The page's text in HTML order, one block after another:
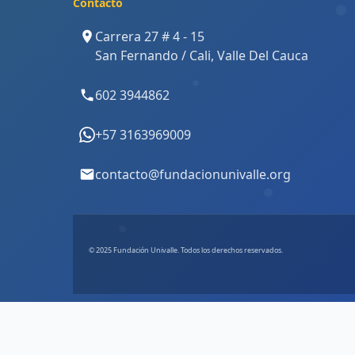
Contacto
Carrera 27 # 4 - 15
San Fernando / Cali, Valle Del Cauca
602 3944862
+57 3163969009
contacto@fundacionunivalle.org
© 2025 Fundación Univalle. Todos los derechos reservados.